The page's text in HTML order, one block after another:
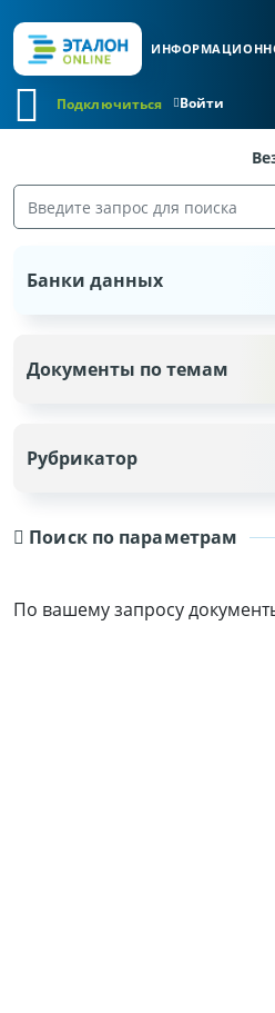
Войти
Подключиться
Поиск по параметрам
По вашему запросу
Банки данных
Документы по темам
Рубрикатор